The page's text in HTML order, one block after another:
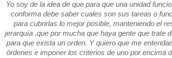
Yo soy de la idea de que para que una unidad
conforma debe saber cuales son sus tareas o
para cubrirlas lo mejor posible, manteniendo el
jerarquía ,que por mucha que haya gente que trate
para que exista un orden. Y quiero que me
órdenes e imponer los criterios de uno por encima